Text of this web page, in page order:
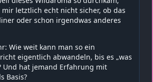
letztlich echt nicht sicher, ob das
oder schon irgendwas anderes
Wie weit kann man so ein
eigentlich abwandeln, bis es „was
Und hat jemand Erfahrung mit
Basis?